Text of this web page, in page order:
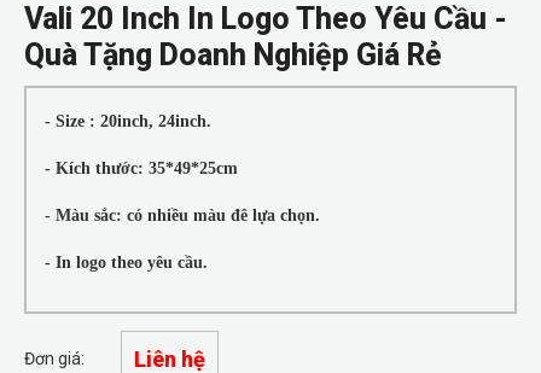
Vali 20 Inch In Logo Theo Yêu Cầu -
Quà Tặng Doanh Nghiệp Giá Rẻ
- Size : 20inch, 24inch.
- Kích thước: 35*49*25cm
- Màu sắc: có nhiều màu đê lựa chọn.
- In logo theo yêu cầu.
Đơn giá: Liên hệ